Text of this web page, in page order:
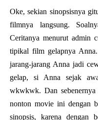
Oke, sekian sinopsisnya
filmnya langsung.
Ceritanya menurut admin
tipikal film gelapnya
jarang-jarang Anna jadi
gelap, si Anna sejak
wkwkwk. Dan
nonton movie ini dengan
sinopsis, karena dengan